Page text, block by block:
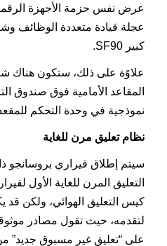
عرض نفس حزمة الأجهزة
عجلة قيادة متعددة الوظائف
كبير SF90.
علاوًة على ذلك، ستكون هناك
المقاعد الأمامية فوق صندوق
نموذجية في وحدة التحكم
نظام تعليق مرن للغاية
سيتم إطلاق فيراري بروسانجو
التعليق المرن للغاية الأول
كيس التعليق الهوائي، ولكن قد
لتقدمه، حيث تقول مصادر
على “تعليق غير مسبوق جديد”